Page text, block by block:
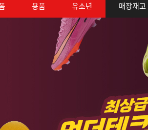
용품 유소년 매장재고